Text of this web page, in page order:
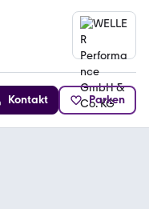
Kontakt Parken